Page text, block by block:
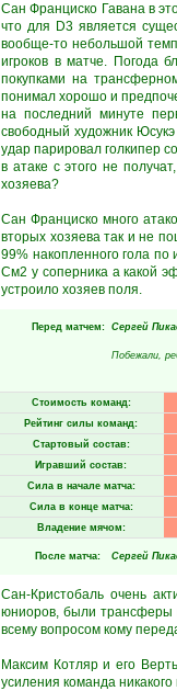
Сан Франциско Гавана в
что для D3 является
вообще-то небольшой
игроков в матче. Погода
покупками на
понимал хорошо и
на последний минуте
свободный художник
удар парировал голкипер
в атаке с этого не
хозяева?
Сан Франциско много
вторых хозяева так и не
99% накопленного гола
См2 у соперника а какой
устроило хозяев поля.
Перед матчем: Сергей
Побежали,
Стоимость команд:
Рейтинг силы команд:
Стартовый состав:
Игравший состав:
Сила в начале матча:
Сила в конце матча:
Владение мячом:
После матча: Сергей
Сан-Кристобаль очень
юниоров, были трансферы
всему вопросом кому
Максим Котляр и его
усиления команда